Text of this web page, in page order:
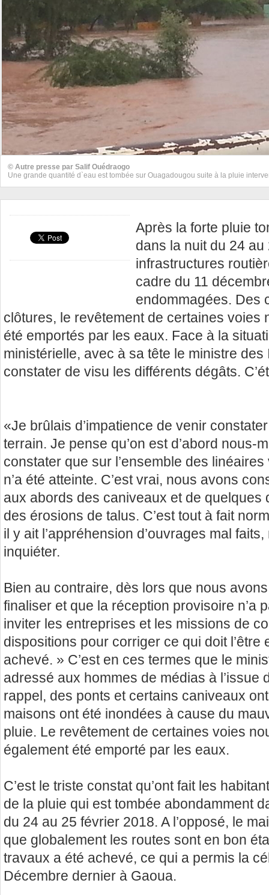
© Autre presse par Salif Ouédraogo
Une grande quantité d`eau est tombée sur Ouagadougou suite à la pluie
Après la forte pluie
dans la nuit du 24
infrastructures
cadre du 11
endommagées. Des
clôtures, le revêtement de certaines voies
été emportés par les eaux. Face à la
ministérielle, avec à sa tête le ministre
constater de visu les différents dégâts.
«Je brûlais d’impatience de venir
terrain. Je pense qu’on est d’abord nous-
constater que sur l’ensemble des
n’a été atteinte. C’est vrai, nous avons
aux abords des caniveaux et de quelques
des érosions de talus. C’est tout à fait
il y ait l’appréhension d’ouvrages mal faits,
inquiéter.
Bien au contraire, dès lors que nous
finaliser et que la réception provisoire n’a
inviter les entreprises et les missions de
dispositions pour corriger ce qui doit l’être
achevé. » C’est en ces termes que le
adressé aux hommes de médias à l’issue
rappel, des ponts et certains caniveaux
maisons ont été inondées à cause du
pluie. Le revêtement de certaines voies
également été emporté par les eaux.
C’est le triste constat qu’ont fait les
de la pluie qui est tombée abondamment
du 24 au 25 février 2018. A l’opposé, le
que globalement les routes sont en bon
travaux a été achevé, ce qui a permis la
Décembre dernier à Gaoua.